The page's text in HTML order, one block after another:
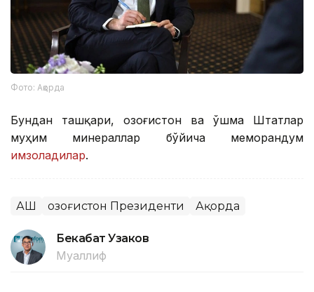
Фото: Ақорда
Бундан ташқари, Қозоғистон ва Қўшма Штатлар
муҳим минераллар бўйича меморандум
имзоладилар.
АҚШ Қозоғистон Президенти Ақорда
Бекабат Узаков
Муаллиф